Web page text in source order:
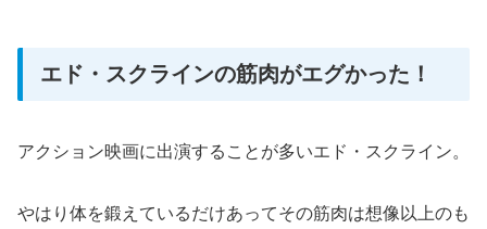
エド・スクラインの筋肉がエグかった！
アクション映画に出演することが多いエド・スクライン。
やはり体を鍛えているだけあってその筋肉は想像以上のも